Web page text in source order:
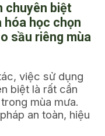
chuyên biệt
hóa học chọn
sầu riêng mùa
việc sử dụng
biệt là rất cần
mùa mưa.
an toàn, hiệu